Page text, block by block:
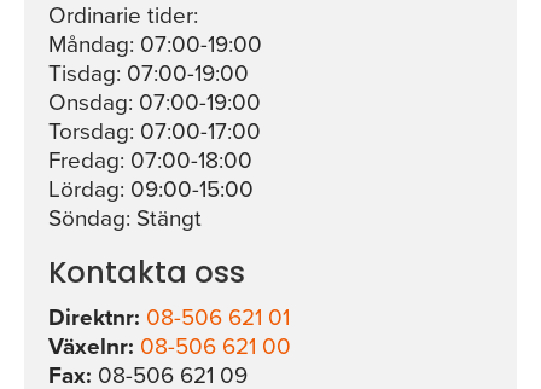
Ordinarie tider:
Måndag: 07:00-19:00
Tisdag: 07:00-19:00
Onsdag: 07:00-19:00
Torsdag: 07:00-17:00
Fredag: 07:00-18:00
Lördag: 09:00-15:00
Söndag: Stängt
Kontakta oss
Direktnr: 08-506 621 01
Växelnr: 08-506 621 00
Fax: 08-506 621 09